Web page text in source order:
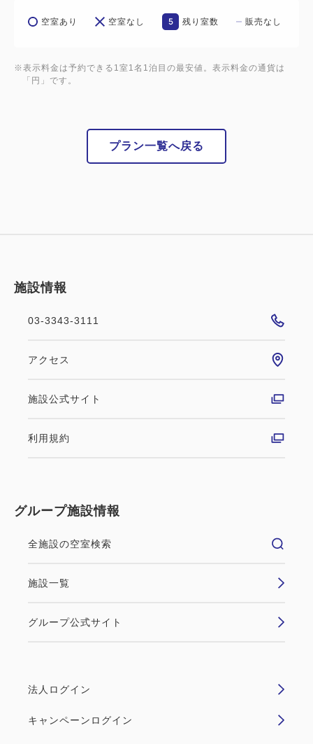
エレベータホール・廊下を含めて小学生以上の男性の
立ち入りはご遠慮いただいております。
直営レストラン２店舗／コンビニエンスストア／宿泊
者専用ランドリールーム（本館1階）／宿泊者専用セ
・JR新宿駅南口より徒歩約8分（地下道直結6:00～
22:45）
・都営大江戸線都庁前駅より徒歩約5分
THE FUJITA MEMBERSに入会すると、今ご覧のプ
費無料）
に応じて5％から最大12％ポイント還元されます。
設にてご利用いただけます。
ーに交換できます。
・誕生日や記念日などの特別な日にお客様だけの特典
・ご宿泊の際に二次元コード会員証をご提示いただく
空室あり 空室なし 5 残り室数 販売なし
※表示料金は予約できる1室1名1泊目の最安値。表示料金の通貨は
「円」です。
プラン一覧へ戻る
施設情報
03-3343-3111
アクセス
施設公式サイト
利用規約
グループ施設情報
全施設の空室検索
施設一覧
グループ公式サイト
法人ログイン
キャンペーンログイン